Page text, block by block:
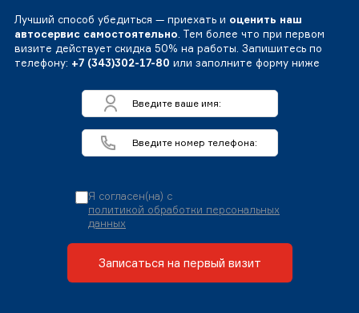
Лучший способ убедиться — приехать и оценить наш
автосервис самостоятельно . Тем более что при первом
визите действует скидка 50% на работы. Запишитесь по
телефону: +7 (343)302-17-80 или заполните форму ниже
Я согласен(на) с
политикой обработки персональных
данных
Записаться на первый визит